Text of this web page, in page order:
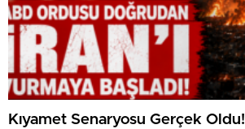
Kıyamet Senaryosu Gerçek Oldu! ABD ordusu